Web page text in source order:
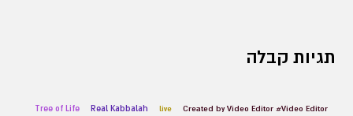
תגיות קבלה
Created by Video Editor #Video Editor
live
Real Kabbalah
Tree of Life